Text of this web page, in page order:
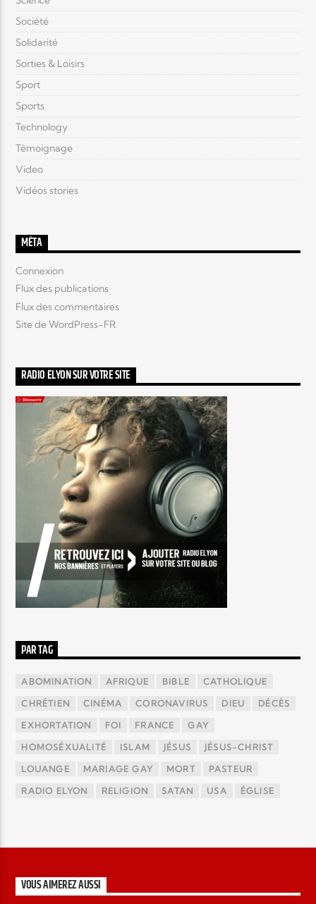
Société
Solidarité
Sorties & Loisirs
Sport
Sports
Technology
Témoignage
Video
Vidéos stories
MÉTA
Connexion
Flux des publications
Flux des commentaires
Site de WordPress-FR
RADIO ELYON SUR VOTRE SITE
PAR TAG
ABOMINATION AFRIQUE BIBLE CATHOLIQUE
CHRÉTIEN CINÉMA CORONAVIRUS DIEU DÉCÈS
EXHORTATION FOI FRANCE GAY
HOMOSÉXUALITÉ ISLAM JÉSUS JÉSUS-CHRIST
LOUANGE MARIAGE GAY MORT PASTEUR
RADIO ELYON RELIGION SATAN USA ÉGLISE
VOUS AIMEREZ AUSSI